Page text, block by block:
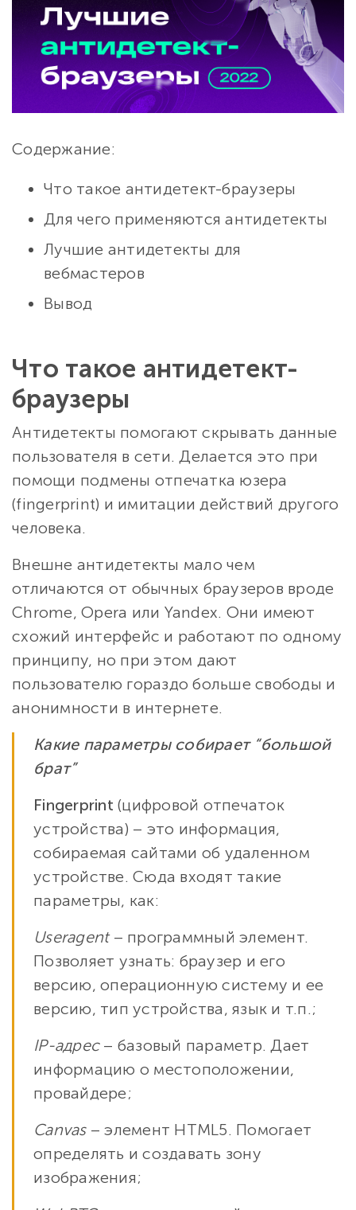
Содержание:
Что такое антидетект-браузеры
Для чего применяются антидетекты
Лучшие антидетекты для
вебмастеров
Вывод
Что такое антидетект-
браузеры
Антидетекты помогают скрывать данные
пользователя в сети. Делается это при
помощи подмены отпечатка юзера
(fingerprint) и имитации действий другого
человека.
Внешне антидетекты мало чем
отличаются от обычных браузеров вроде
Chrome, Opera или Yandex. Они имеют
схожий интерфейс и работают по одному
принципу, но при этом дают
пользователю гораздо больше свободы и
анонимности в интернете.
Какие параметры собирает “большой
брат”
Fingerprint (цифровой отпечаток
устройства) – это информация,
собираемая сайтами об удаленном
устройстве. Сюда входят такие
параметры, как:
Useragent – программный элемент.
Позволяет узнать: браузер и его
версию, операционную систему и ее
версию, тип устройства, язык и т.п.;
IP-адрес – базовый параметр. Дает
информацию о местоположении,
провайдере;
Canvas – элемент HTML5. Помогает
определять и создавать зону
изображения;